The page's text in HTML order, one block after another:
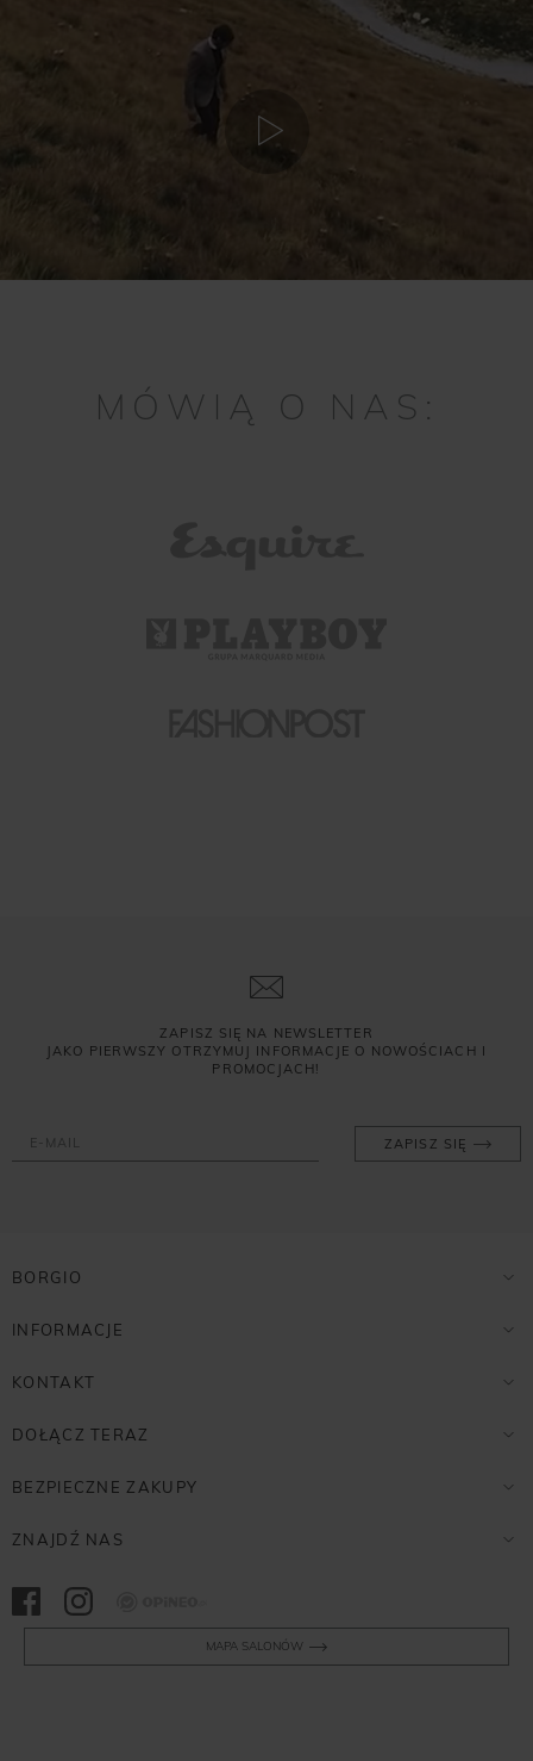
MÓWIĄ O NAS:
ZAPISZ SIĘ NA NEWSLETTER
JAKO PIERWSZY OTRZYMUJ INFORMACJE O NOWOŚCIACH I
PROMOCJACH!
ZAPISZ SIĘ
BORGIO
INFORMACJE
KONTAKT
DOŁĄCZ TERAZ
BEZPIECZNE ZAKUPY
ZNAJDŹ NAS
MAPA SALONÓW